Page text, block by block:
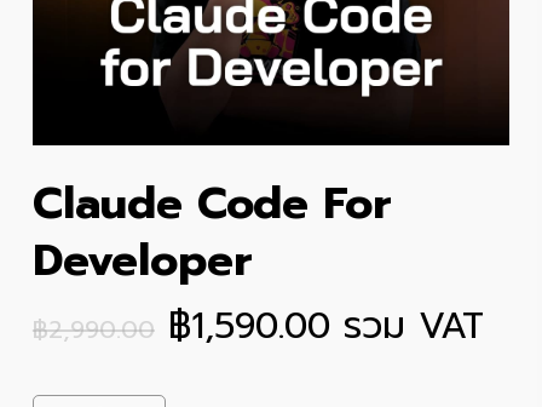
Claude Code For
Developer
฿2,990.00 Original
price
฿1,590.00Current
รวม VAT